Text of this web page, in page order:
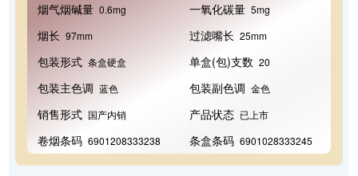
烟气烟碱量 0.6mg 一氧化碳量 5mg
烟长 97mm 过滤嘴长 25mm
包装形式 条盒硬盒 单盒(包)支数 20
包装主色调 蓝色 包装副色调 金色
销售形式 国产内销 产品状态 已上市
卷烟条码 6901208333238 条盒条码 6901028333245